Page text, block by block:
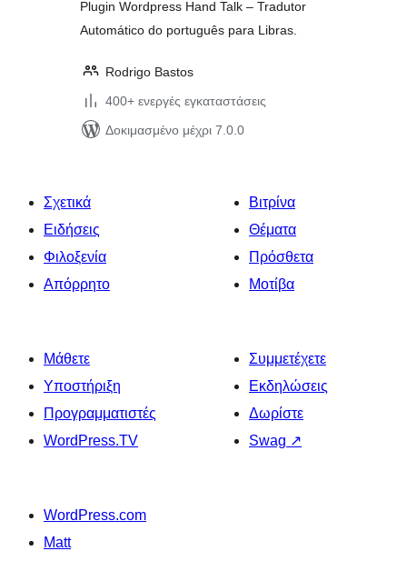
Plugin Wordpress Hand Talk – Tradutor
Automático do português para Libras.
Rodrigo Bastos
400+ ενεργές εγκαταστάσεις
Δοκιμασμένο μέχρι 7.0.0
Σχετικά
Ειδήσεις
Φιλοξενία
Απόρρητο
Βιτρίνα
Θέματα
Πρόσθετα
Μοτίβα
Μάθετε
Υποστήριξη
Προγραμματιστές
WordPress.TV
Συμμετέχετε
Εκδηλώσεις
Δωρίστε
Swag ↗
WordPress.com
Matt